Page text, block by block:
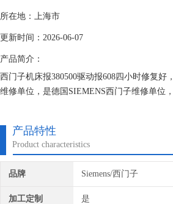
所在地：上海市
更新时间：2026-06-07
产品简介：
西门子机床报380500驱动报608四小时修复
维修单位，是德国SIEMENS西门子维修单位
产品特性
Product characteristics
品牌 Siemens/西门子
加工定制 是